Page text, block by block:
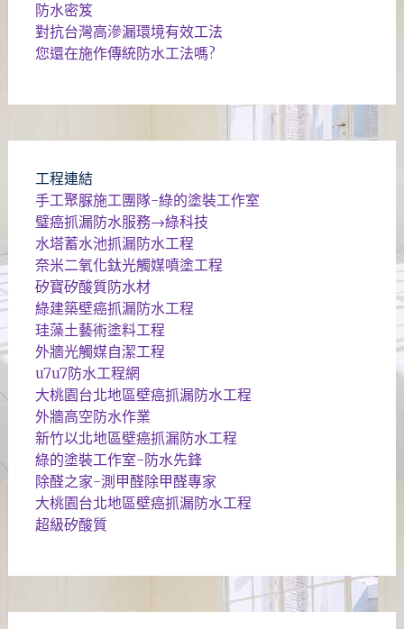
防水密笈
對抗台灣高滲漏環境有效工法
您還在施作傳統防水工法嗎?
工程連結
手工聚脲施工團隊-綠的塗裝工作室
璧癌抓漏防水服務→綠科技
水塔蓄水池抓漏防水工程
奈米二氧化鈦光觸媒噴塗工程
矽寶矽酸質防水材
綠建築壁癌抓漏防水工程
珪藻土藝術塗料工程
外牆光觸媒自潔工程
u7u7防水工程網
大桃園台北地區壁癌抓漏防水工程
外牆高空防水作業
新竹以北地區壁癌抓漏防水工程
綠的塗裝工作室-防水先鋒
除醛之家-測甲醛除甲醛專家
大桃園台北地區壁癌抓漏防水工程
超級矽酸質